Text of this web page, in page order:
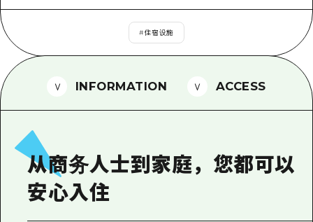
标准
历史·文化
自然
短途旅行
超值的游览门票
行李寄存和运送服务
志愿者指南
通过视频介绍广岛县的魅力！
#住宿设施
INFORMATION ACCESS
从商务人士到家庭，您都可以
安心入住